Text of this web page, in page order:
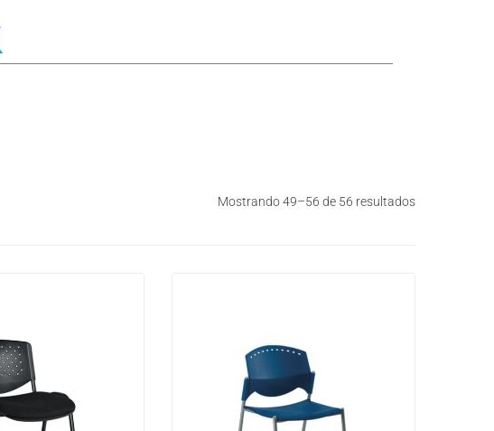
Mostrando 49–56 de 56 resultados